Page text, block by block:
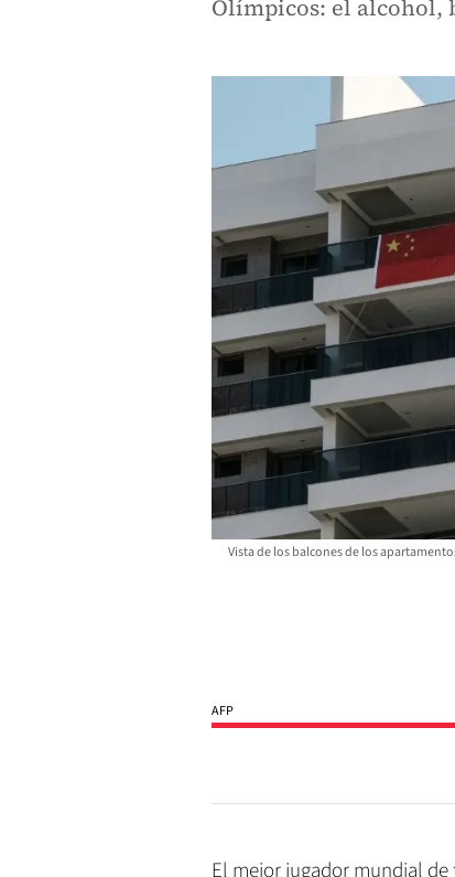
Olímpicos: el alcohol,
Vista de los balcones de los
AFP
El mejor jugador mundial